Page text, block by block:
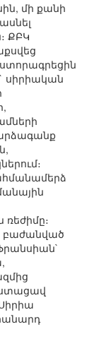
մի քանի
ՔԲԿ
սիրիական
բաժանված
ստացավ